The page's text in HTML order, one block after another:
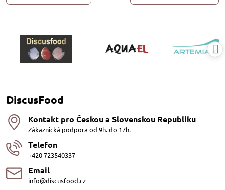
DiscusFood
Kontakt pro Českou a Slovenskou Republiku
Zákaznická podpora od 9h. do 17h.
Telefon
+420 723540337
Email
info@discusfood.cz